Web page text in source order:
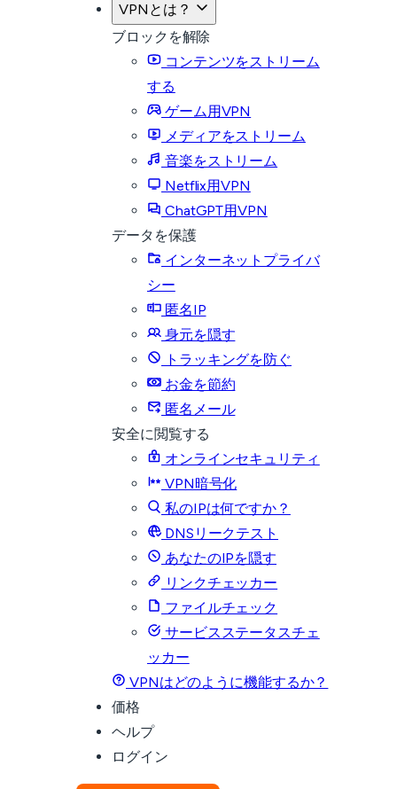
VPNとは？
ブロックを解除
コンテンツをストリーム
する
ゲーム用VPN
メディアをストリーム
音楽をストリーム
Netflix用VPN
ChatGPT用VPN
データを保護
インターネットプライバ
シー
匿名IP
身元を隠す
トラッキングを防ぐ
お金を節約
匿名メール
安全に閲覧する
オンラインセキュリティ
VPN暗号化
私のIPは何ですか？
DNSリークテスト
あなたのIPを隠す
リンクチェッカー
ファイルチェック
サービスステータスチェ
ッカー
VPNはどのように機能するか？
価格
ヘルプ
ログイン